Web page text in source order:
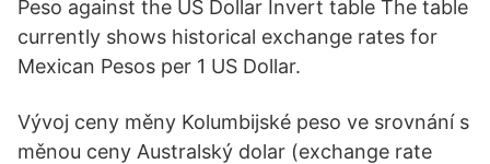
Peso against the US Dollar Invert table The table
currently shows historical exchange rates for
Mexican Pesos per 1 US Dollar.
Vývoj ceny měny Kolumbijské peso ve srovnání s
měnou ceny Australský dolar (exchange rate